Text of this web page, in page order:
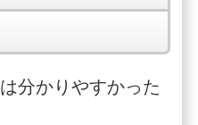
分かりやすかった